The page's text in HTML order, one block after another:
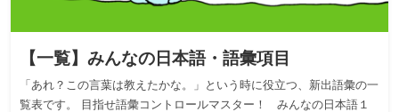
【一覧】みんなの日本語・語彙項目
「あれ？この言葉は教えたかな。」という時に役立つ、新出語彙の一
覧表です。 目指せ語彙コントロールマスター！ みんなの日本語１